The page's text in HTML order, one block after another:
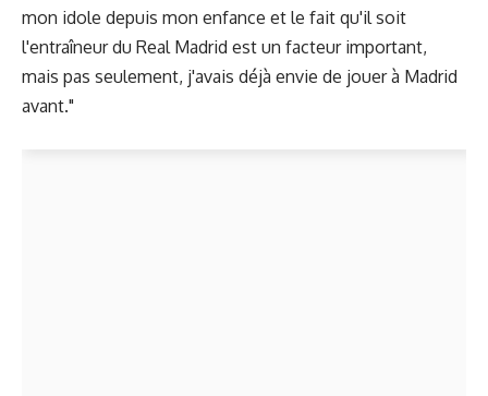
mon idole depuis mon enfance et le fait qu'il soit
l'entraîneur du Real Madrid est un facteur important,
mais pas seulement, j'avais déjà envie de jouer à Madrid
avant."